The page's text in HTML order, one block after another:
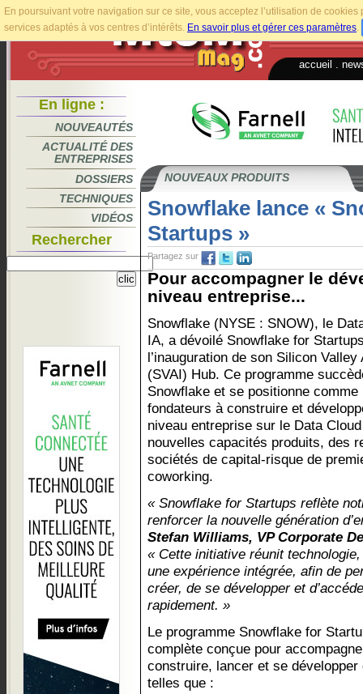
En poursuivant votre navigation sur ce site, vous acceptez l’utilisation de
services adaptés à vos centres d’intérêts. En savoir plus et gérer ces paramètres.
accueil
En ligne :
NOUVEAUTÉS
ACTUALITÉ DES
ENTREPRISES
DOSSIERS
TECHNIQUES
VIDÉOS
Rechercher
NOUVEAUX PRODUITS
Snowflake lance «
Startups »
Partagez sur
Pour accompagner le
niveau entreprise...
Snowflake (NYSE : SNOW), le
IA, a dévoilé Snowflake for
l’inauguration de son Silicon Valley
(SVAI) Hub. Ce programme
Snowflake et se positionne
fondateurs à construire et
niveau entreprise sur le Data
nouvelles capacités produits, des
sociétés de capital-risque de
coworking.
« Snowflake for Startups reflète
renforcer la nouvelle génération
Stefan Williams, VP Corporate
« Cette initiative réunit
une expérience intégrée, afin de
créer, de se développer et
rapidement. »
Le programme Snowflake for
complète conçue pour
construire, lancer et se
telles que :